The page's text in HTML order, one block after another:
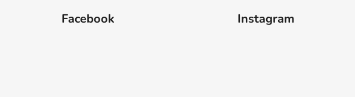
Facebook Instagram